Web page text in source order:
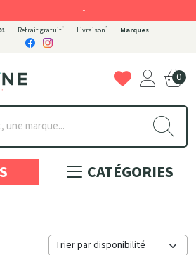
Retrait gratuit* Livraison* Marques
en ligne à votre service
0
CATÉGORIES